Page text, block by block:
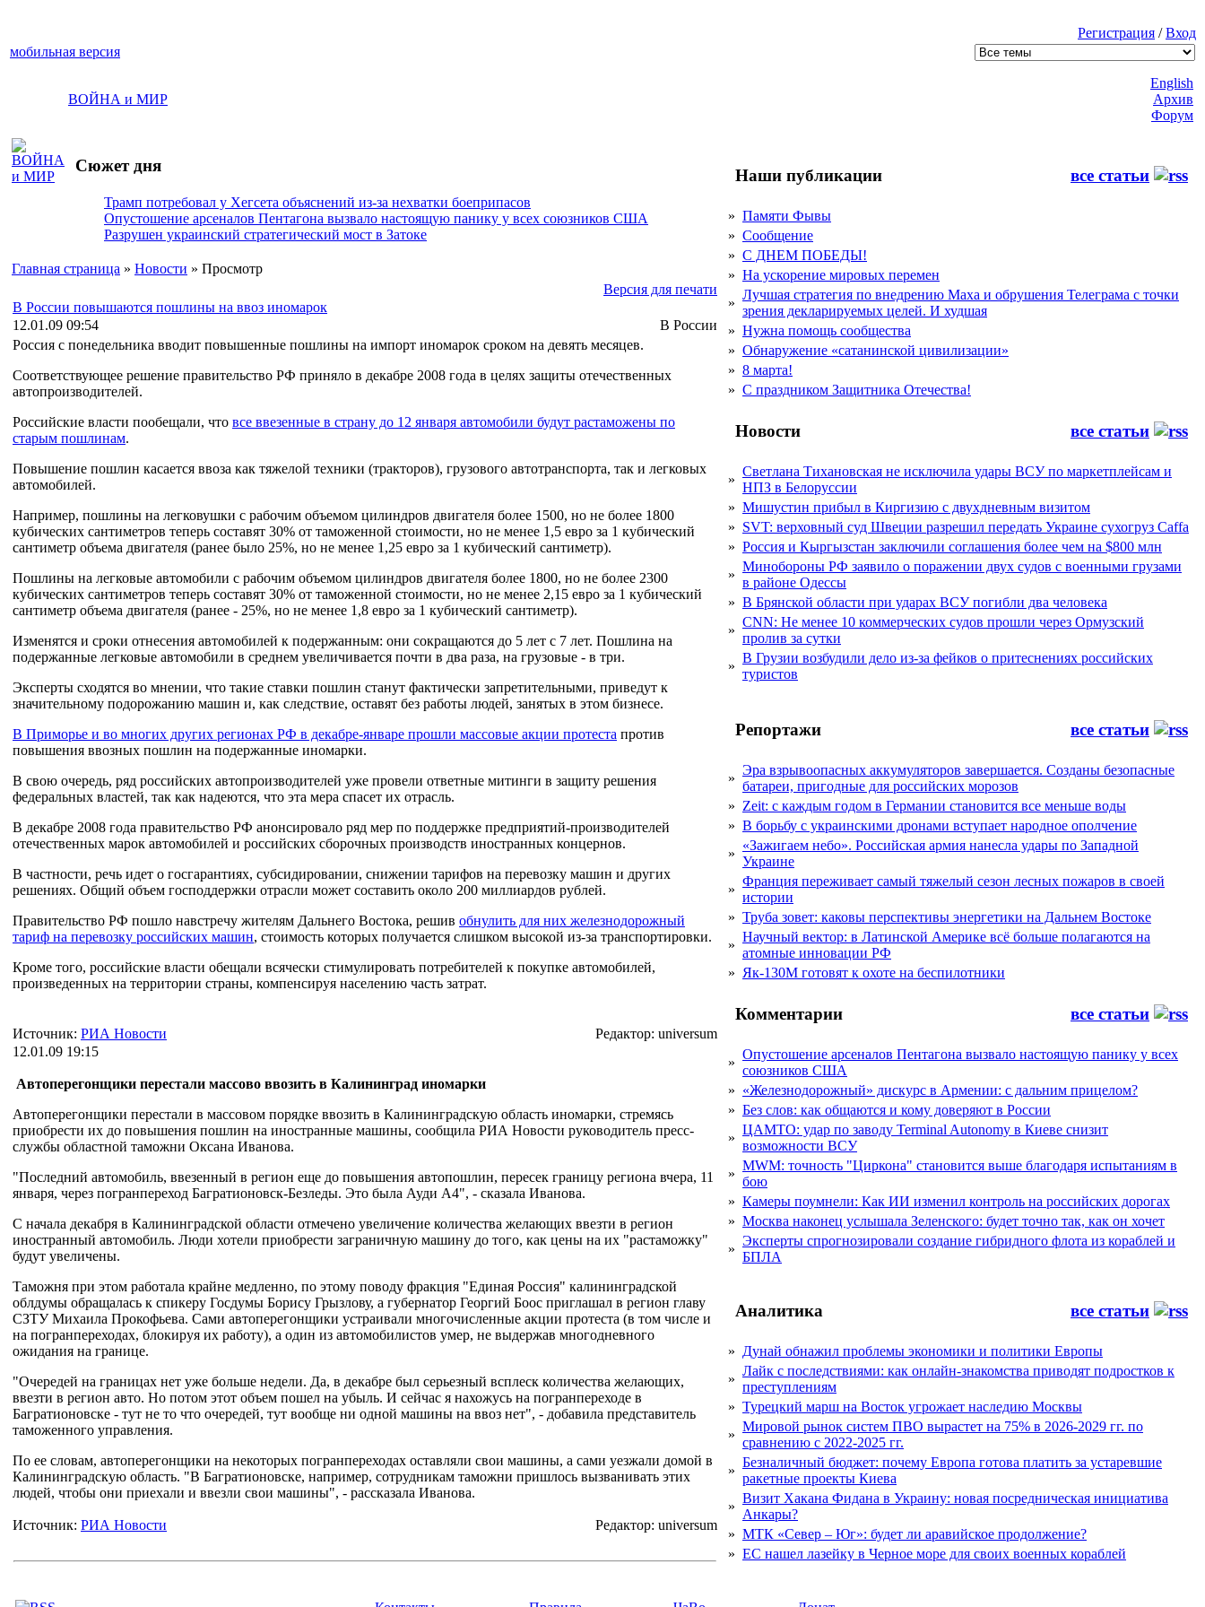
Регистрация /Вход
мобильная версия
ВОЙНА и МИР
Сюжет дня
Трамп потребовал у Хегсета объяснений из-за нехватки боеприпасов
Опустошение арсеналов Пентагона вызвало настоящую панику у всех союзников США
Разрушен украинский стратегический мост в Затоке
Главная страница » Новости » Просмотр
Версия для печати
В России повышаются пошлины на ввоз иномарок
12.01.09 09:54
В России
Россия с понедельника вводит повышенные пошлины на импорт иномарок сроком на девять месяцев.
Соответствующее решение правительство РФ приняло в декабре 2008 года в целях защиты отечественных
автопроизводителей.
Российские власти пообещали, что все ввезенные в страну до 12 января автомобили будут растаможены по
старым пошлинам.
Повышение пошлин касается ввоза как тяжелой техники (тракторов), грузового автотранспорта, так и легковых
автомобилей.
Например, пошлины на легковушки с рабочим объемом цилиндров двигателя более 1500, но не более 1800
кубических сантиметров теперь составят 30% от таможенной стоимости, но не менее 1,5 евро за 1 кубический
сантиметр объема двигателя (ранее было 25%, но не менее 1,25 евро за 1 кубический сантиметр).
Пошлины на легковые автомобили с рабочим объемом цилиндров двигателя более 1800, но не более 2300
кубических сантиметров теперь составят 30% от таможенной стоимости, но не менее 2,15 евро за 1 кубический
сантиметр объема двигателя (ранее - 25%, но не менее 1,8 евро за 1 кубический сантиметр).
Изменятся и сроки отнесения автомобилей к подержанным: они сокращаются до 5 лет с 7 лет. Пошлина на
подержанные легковые автомобили в среднем увеличивается почти в два раза, на грузовые - в три.
Эксперты сходятся во мнении, что такие ставки пошлин станут фактически запретительными, приведут к
значительному подорожанию машин и, как следствие, оставят без работы людей, занятых в этом бизнесе.
В Приморье и во многих других регионах РФ в декабре-январе прошли массовые акции протеста против
повышения ввозных пошлин на подержанные иномарки.
В свою очередь, ряд российских автопроизводителей уже провели ответные митинги в защиту решения
федеральных властей, так как надеются, что эта мера спасет их отрасль.
В декабре 2008 года правительство РФ анонсировало ряд мер по поддержке предприятий-производителей
отечественных марок автомобилей и российских сборочных производств иностранных концернов.
В частности, речь идет о госгарантиях, субсидировании, снижении тарифов на перевозку машин и других
решениях. Общий объем господдержки отрасли может составить около 200 миллиардов рублей.
Правительство РФ пошло навстречу жителям Дальнего Востока, решив обнулить для них железнодорожный
тариф на перевозку российских машин, стоимость которых получается слишком высокой из-за транспортировки.
Кроме того, российские власти обещали всячески стимулировать потребителей к покупке автомобилей,
произведенных на территории страны, компенсируя населению часть затрат.
Источник: РИА Новости
Редактор: universum
12.01.09 19:15
Автоперегонщики перестали массово ввозить в Калининград иномарки
Автоперегонщики перестали в массовом порядке ввозить в Калининградскую область иномарки, стремясь
приобрести их до повышения пошлин на иностранные машины, сообщила РИА Новости руководитель пресс-
службы областной таможни Оксана Иванова.
"Последний автомобиль, ввезенный в регион еще до повышения автопошлин, пересек границу региона вчера, 11
января, через погранпереход Багратионовск-Безледы. Это была Ауди А4", - сказала Иванова.
С начала декабря в Калининградской области отмечено увеличение количества желающих ввезти в регион
иностранный автомобиль. Люди хотели приобрести заграничную машину до того, как цены на их "растаможку"
будут увеличены.
Таможня при этом работала крайне медленно, по этому поводу фракция "Единая Россия" калининградской
облдумы обращалась к спикеру Госдумы Борису Грызлову, а губернатор Георгий Боос приглашал в регион главу
СЗТУ Михаила Прокофьева. Сами автоперегонщики устраивали многочисленные акции протеста (в том числе и
на погранпереходах, блокируя их работу), а один из автомобилистов умер, не выдержав многодневного
ожидания на границе.
"Очередей на границах нет уже больше недели. Да, в декабре был серьезный всплеск количества желающих,
ввезти в регион авто. Но потом этот объем пошел на убыль. И сейчас я нахожусь на погранпереходе в
Багратионовске - тут не то что очередей, тут вообще ни одной машины на ввоз нет", - добавила представитель
таможенного управления.
По ее словам, автоперегонщики на некоторых погранпереходах оставляли свои машины, а сами уезжали домой в
Калининградскую область. "В Багратионовске, например, сотрудникам таможни пришлось вызванивать этих
людей, чтобы они приехали и ввезли свои машины", - рассказала Иванова.
Источник: РИА Новости Редактор: universum
English
Архив
Форум
Наши публикации все статьи
» Памяти Фывы
» Сообщение
» С ДНЕМ ПОБЕДЫ!
» На ускорение мировых перемен
»
Лучшая стратегия по внедрению Маха и обрушения Телеграма с точки
зрения декларируемых целей. И худшая
» Нужна помощь сообщества
» Обнаружение «сатанинской цивилизации»
» 8 марта!
» С праздником Защитника Отечества!
Новости все статьи
»
Светлана Тихановская не исключила удары ВСУ по маркетплейсам и
НПЗ в Белоруссии
» Мишустин прибыл в Киргизию с двухдневным визитом
» SVT: верховный суд Швеции разрешил передать Украине сухогруз Caffa
» Россия и Кыргызстан заключили соглашения более чем на $800 млн
»
Минобороны РФ заявило о поражении двух судов с военными грузами
в районе Одессы
» В Брянской области при ударах ВСУ погибли два человека
»
CNN: Не менее 10 коммерческих судов прошли через Ормузский
пролив за сутки
»
В Грузии возбудили дело из-за фейков о притеснениях российских
туристов
Репортажи все статьи
»
Эра взрывоопасных аккумуляторов завершается. Созданы безопасные
батареи, пригодные для российских морозов
» Zeit: с каждым годом в Германии становится все меньше воды
» В борьбу с украинскими дронами вступает народное ополчение
»
«Зажигаем небо». Российская армия нанесла удары по Западной
Украине
»
Франция переживает самый тяжелый сезон лесных пожаров в своей
истории
» Труба зовет: каковы перспективы энергетики на Дальнем Востоке
»
Научный вектор: в Латинской Америке всё больше полагаются на
атомные инновации РФ
» Як-130М готовят к охоте на беспилотники
Комментарии все статьи
»
Опустошение арсеналов Пентагона вызвало настоящую панику у всех
союзников США
» «Железнодорожный» дискурс в Армении: с дальним прицелом?
» Без слов: как общаются и кому доверяют в России
»
ЦАМТО: удар по заводу Terminal Autonomy в Киеве снизит
возможности ВСУ
»
MWM: точность "Циркона" становится выше благодаря испытаниям в
бою
» Камеры поумнели: Как ИИ изменил контроль на российских дорогах
» Москва наконец услышала Зеленского: будет точно так, как он хочет
»
Эксперты спрогнозировали создание гибридного флота из кораблей и
БПЛА
Аналитика все статьи
» Дунай обнажил проблемы экономики и политики Европы
»
Лайк с последствиями: как онлайн-знакомства приводят подростков к
преступлениям
» Турецкий марш на Восток угрожает наследию Москвы
»
Мировой рынок систем ПВО вырастет на 75% в 2026-2029 гг. по
сравнению с 2022-2025 гг.
»
Безналичный бюджет: почему Европа готова платить за устаревшие
ракетные проекты Киева
»
Визит Хакана Фидана в Украину: новая посредническая инициатива
Анкары?
» МТК «Север – Юг»: будет ли аравийское продолжение?
» ЕС нашел лазейку в Черное море для своих военных кораблей